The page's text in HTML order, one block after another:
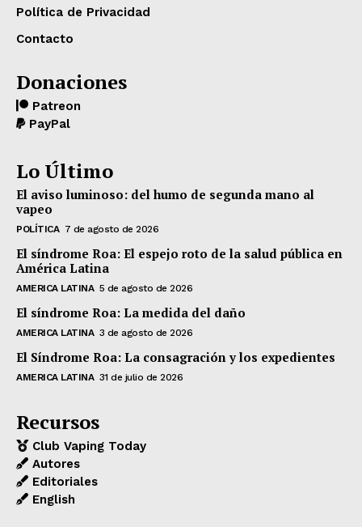
Política de Privacidad
Contacto
Donaciones
Patreon
PayPal
Lo Último
El aviso luminoso: del humo de segunda mano al
vapeo
POLÍTICA 7 de agosto de 2026
El síndrome Roa: El espejo roto de la salud pública en
América Latina
AMERICA LATINA 5 de agosto de 2026
El síndrome Roa: La medida del daño
AMERICA LATINA 3 de agosto de 2026
El Síndrome Roa: La consagración y los expedientes
AMERICA LATINA 31 de julio de 2026
Recursos
Club Vaping Today
Autores
Editoriales
English